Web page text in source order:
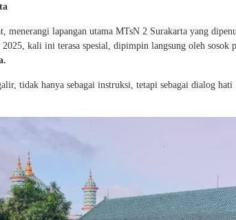
menerangi lapangan utama MTsN 2 Surakarta yang
kali ini terasa spesial, dipimpin langsung oleh sosok
tidak hanya sebagai instruksi, tetapi sebagai dialog